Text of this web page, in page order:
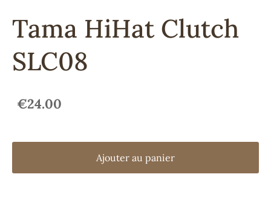
Tama HiHat Clutch
SLC08
€24.00
Ajouter au panier